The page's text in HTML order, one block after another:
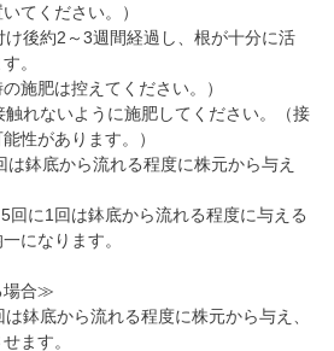
てください。）
後約2～3週間経過し、根が十分に活
。
肥は控えてください。）
れないように施肥してください。（接
性があります。）
鉢底から流れる程度に株元から与え
に1回は鉢底から流れる程度に与える
になります。
場合≫
底から流れる程度に株元から与え、
ます。